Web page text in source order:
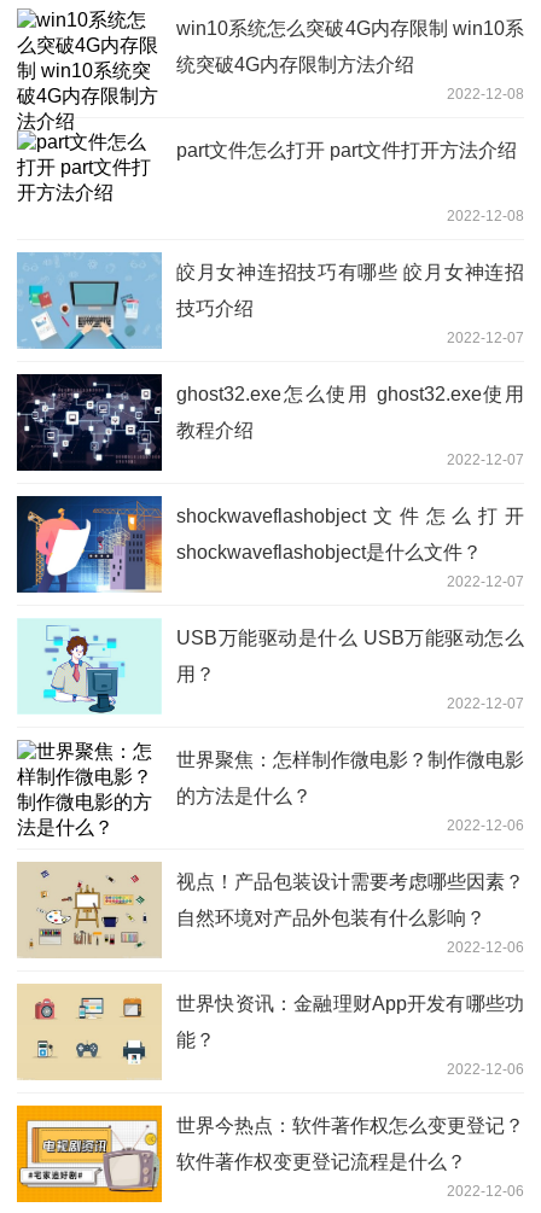
win10系统怎么突破4G内存限制 win10系
统突破4G内存限制方法介绍
2022-12-08
part文件怎么打开 part文件打开方法介绍
2022-12-08
皎月女神连招技巧有哪些 皎月女神连招
技巧介绍
2022-12-07
ghost32.exe怎么使用 ghost32.exe使用
教程介绍
2022-12-07
shockwaveflashobject文件怎么打开
shockwaveflashobject是什么文件？
2022-12-07
USB万能驱动是什么 USB万能驱动怎么
用？
2022-12-07
世界聚焦：怎样制作微电影？制作微电影
的方法是什么？
2022-12-06
视点！产品包装设计需要考虑哪些因素？
自然环境对产品外包装有什么影响？
2022-12-06
世界快资讯：金融理财App开发有哪些功
能？
2022-12-06
世界今热点：软件著作权怎么变更登记？
软件著作权变更登记流程是什么？
2022-12-06